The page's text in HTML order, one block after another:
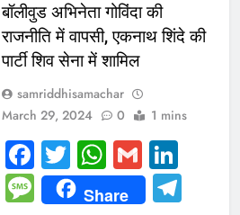
बॉलीवुड अभिनेता गोविंदा की
राजनीति में वापसी, एकनाथ शिंदे की
पार्टी शिव सेना में शामिल
samriddhisamachar
March 29, 2024
0 1 mins
Facebook
TwitterGmail
Message
Share